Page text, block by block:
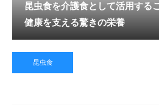
昆虫食を介護食として活用する
健康を支える驚きの栄養
昆虫食